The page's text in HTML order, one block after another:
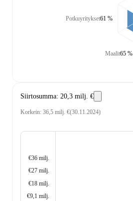
Potkuyritykset61 %
Maalit65 %
Siirtosumma: 20,3 milj. €
Korkein: 36,5 milj. €(30.11.2024)
€36 milj.
€27 milj.
€18 milj.
€9,1 milj.